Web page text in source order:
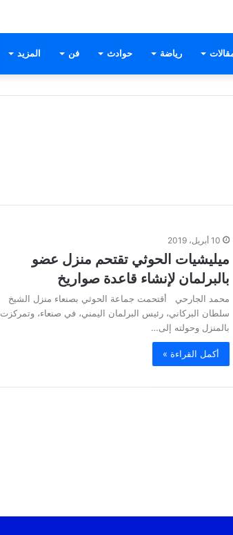
رياضة حوادث فن المزيد
10 أبريل، 2019
ميليشيات الحوثي تقتحم منزل عضو
بالبرلمان لإنشاء قاعدة صواريخ
محمد الجارحي أقتحمت جماعة الحوثي بصنعاء منزل الشيخ
سلطان البركاني، رئيس البرلمان اليمني، في صنعاء، وتمركزت
بالمنزل وحولته إلى…
أكمل القراءة »